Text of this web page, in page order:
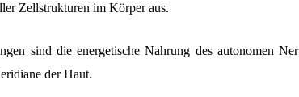
Zellstrukturen im Körper aus.
sind die energetische Nahrung des autonomen
der Haut.